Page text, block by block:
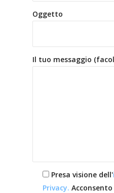
Oggetto
Il tuo messaggio
Presa visione dell'
Privacy.